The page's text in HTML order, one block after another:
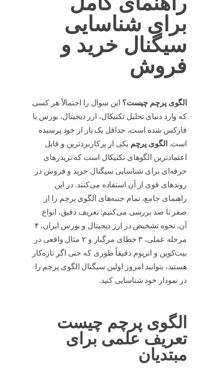
برای شناسایی
سیگنال خرید و
فروش
الگوی پرچم چیست؟ این سوال را احتمالاً هر کسی
که وارد دنیای تحلیل تکنیکال، ارز دیجیتال، بورس یا
فارکس شده است، حداقل یک بار از خود پرسیده
است. الگوی پرچم یکی از پرکاربردترین و قابل
اعتمادترین الگوهای تکنیکال است که تریدرهای
حرفه‌ای برای شناسایی سیگنال خرید و فروش در
روندهای قوی از آن استفاده می‌کنند. در این
راهنمای جامع، تمام جنبه‌های الگوی پرچم را از
صفر تا صد بررسی می‌کنیم: تعریف دقیق، انواع
آن، نحوه تشخیص در ارز دیجیتال و بورس ایران، ۴
مرحله عملی، ۳ خطای مرگبار و ۲ مثال واقعی در
بیت‌کوین و اتریوم دقیقاً طوری که حتی اگر تازه‌کار
هستید، بتوانید امروز اولین سیگنال الگوی پرچم را
در نمودار خود شناسایی کنید.
الگوی پرچم چیست
تعریف علمی برای
مبتدیان